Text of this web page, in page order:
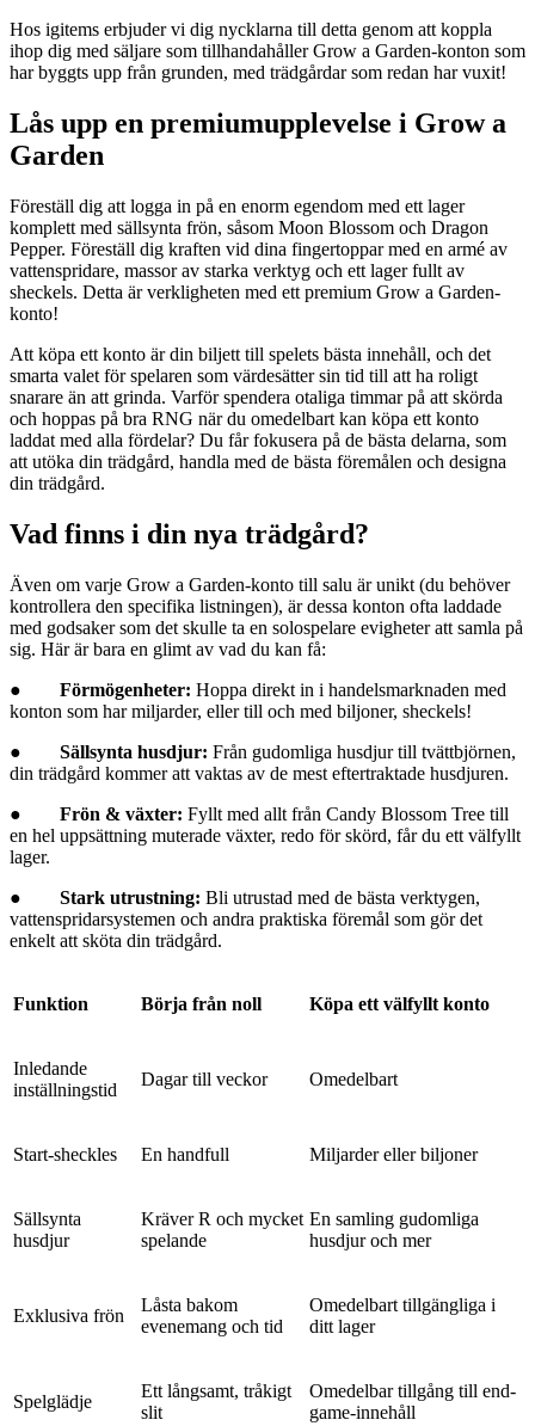
Hos igitems erbjuder vi dig nycklarna till detta genom att koppla
ihop dig med säljare som tillhandahåller Grow a Garden-konton som
har byggts upp från grunden, med trädgårdar som redan har vuxit!
Lås upp en premiumupplevelse i Grow a
Garden
Föreställ dig att logga in på en enorm egendom med ett lager
komplett med sällsynta frön, såsom Moon Blossom och Dragon
Pepper. Föreställ dig kraften vid dina fingertoppar med en armé av
vattenspridare, massor av starka verktyg och ett lager fullt av
sheckels. Detta är verkligheten med ett premium Grow a Garden-
konto!
Att köpa ett konto är din biljett till spelets bästa innehåll, och det
smarta valet för spelaren som värdesätter sin tid till att ha roligt
snarare än att grinda. Varför spendera otaliga timmar på att skörda
och hoppas på bra RNG när du omedelbart kan köpa ett konto
laddat med alla fördelar? Du får fokusera på de bästa delarna, som
att utöka din trädgård, handla med de bästa föremålen och designa
din trädgård.
Vad finns i din nya trädgård?
Även om varje Grow a Garden-konto till salu är unikt (du behöver
kontrollera den specifika listningen), är dessa konton ofta laddade
med godsaker som det skulle ta en solospelare evigheter att samla på
sig. Här är bara en glimt av vad du kan få:
● Förmögenheter: Hoppa direkt in i handelsmarknaden med
konton som har miljarder, eller till och med biljoner, sheckels!
● Sällsynta husdjur: Från gudomliga husdjur till tvättbjörnen,
din trädgård kommer att vaktas av de mest eftertraktade husdjuren.
● Frön & växter: Fyllt med allt från Candy Blossom Tree till
en hel uppsättning muterade växter, redo för skörd, får du ett välfyllt
lager.
● Stark utrustning: Bli utrustad med de bästa verktygen,
vattenspridarsystemen och andra praktiska föremål som gör det
enkelt att sköta din trädgård.
Funktion Börja från noll Köpa ett välfyllt konto
Inledande
inställningstid
Dagar till veckor Omedelbart
Start-sheckles En handfull Miljarder eller biljoner
Sällsynta
husdjur
Kräver R och mycket
spelande
En samling gudomliga
husdjur och mer
Exklusiva frön
Låsta bakom
evenemang och tid
Omedelbart tillgängliga i
ditt lager
Spelglädje
Ett långsamt, tråkigt
slit
Omedelbar tillgång till end-
game-innehåll